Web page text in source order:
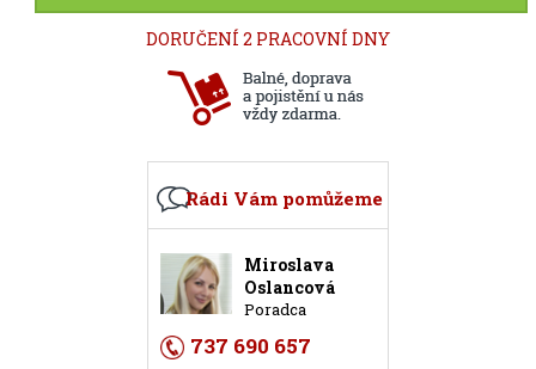
DORUČENÍ 2 PRACOVNÍ DNY
Rádi Vám pomůžeme
Miroslava
Oslancová
Poradca
737 690 657